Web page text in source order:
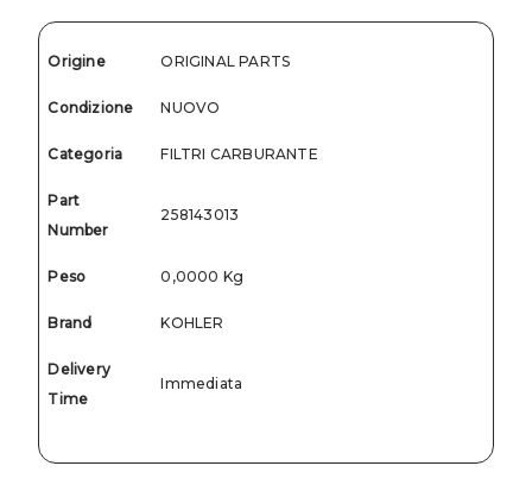
Origine ORIGINAL PARTS
Condizione NUOVO
Categoria FILTRI CARBURANTE
Part
Number
258143013
Peso 0,0000 Kg
Brand KOHLER
Delivery
Time
Immediata